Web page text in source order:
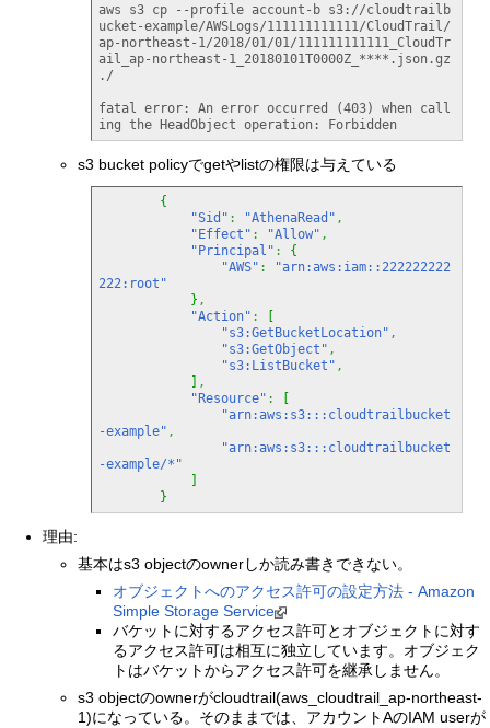
aws s3 cp --profile account-b s3://cloudtrailb
ucket-example/AWSLogs/111111111111/CloudTrail/
ap-northeast-1/2018/01/01/111111111111_CloudTr
ail_ap-northeast-1_20180101T0000Z_****.json.gz
./
fatal error: An error occurred (403) when call
ing the HeadObject operation: Forbidden
s3 bucket policyでgetやlistの権限は与えている
{
"Sid" : "AthenaRead" ,
"Effect" : "Allow" ,
"Principal" :
{
"AWS" :
"arn:aws:iam::222222222
222:root"
} ,
"Action" :
"s3:GetBucketLocation" ,
"s3:GetObject" ,
"s3:ListBucket" ,
,
"Resource" :
"arn:aws:s3:::cloudtrailbucket
-example" ,
"arn:aws:s3:::cloudtrailbucket
-example/*"
}
理由:
基本はs3 objectのownerしか読み書きできない。
オブジェクトへのアクセス許可の設定方法 - Amazon
Simple Storage Service
バケットに対するアクセス許可とオブジェクトに対す
るアクセス許可は相互に独立しています。オブジェク
トはバケットからアクセス許可を継承しません。
s3 objectのownerがcloudtrail(aws_cloudtrail_ap-northeast-
1)になっている。そのままでは、アカウントAのIAM userが